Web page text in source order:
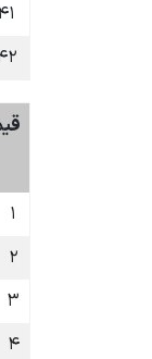
۱
۲
۳
۴